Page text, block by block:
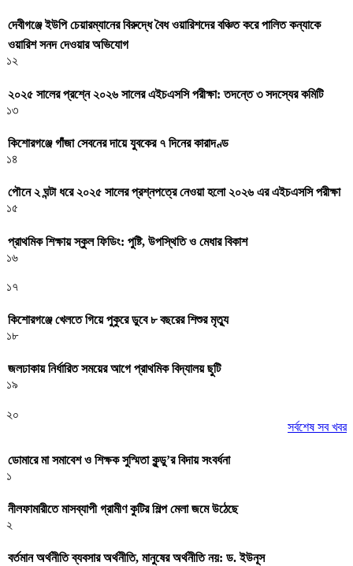
দেবীগঞ্জে ইউপি চেয়ারম্যানের বিরুদ্ধে বৈধ ওয়ারিশদের বঞ্চিত করে পালিত কন্যাকে
ওয়ারিশ সনদ দেওয়ার অভিযোগ
১২
২০২৫ সালের প্রশ্নে ২০২৬ সালের এইচএসসি পরীক্ষা: তদন্তে ৩ সদস্যের কমিটি
১৩
কিশোরগঞ্জে গাঁজা সেবনের দায়ে যুবকের ৭ দিনের কারাদণ্ড
১৪
পৌনে ২ ঘন্টা ধরে ২০২৫ সালের প্রশ্নপত্রে নেওয়া হলো ২০২৬ এর এইচএসসি পরীক্ষা
১৫
প্রাথমিক শিক্ষায় স্কুল ফিডিং: পুষ্টি, উপস্থিতি ও মেধার বিকাশ
১৬
১৭
কিশোরগঞ্জে খেলতে গিয়ে পুকুরে ডুবে ৮ বছরের শিশুর মৃত্যু
১৮
জলঢাকায় নির্ধারিত সময়ের আগে প্রাথমিক বিদ্যালয় ছুটি
১৯
২০
সর্বশেষ সব খবর
ডোমারে মা সমাবেশ ও শিক্ষক সুস্মিতা কুন্ডু’র বিদায় সংবর্ধনা
১
নীলফামারীতে মাসব্যাপী গ্রামীণ কুটির শিল্প মেলা জমে উঠেছে
২
বর্তমান অর্থনীতি ব্যবসার অর্থনীতি, মানুষের অর্থনীতি নয়: ড. ইউনূস